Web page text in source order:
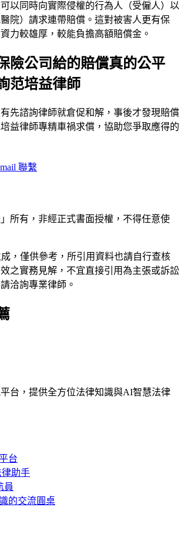
以同時向實際侵權的行為人（受僱人）以
院）請求連帶賠償。這對被害人更有保
力較雄厚，較能負擔高額賠償金。
險公司給的賠償真的公平
范培益律師
先諮詢律師就倉促和解，事後才發現賠償
益律師專精車禍求償，協助您爭取應得的
聯繫
所有，非經正式書面授權，不得任意使
，僅供參考，所引用資料也請自行查核
之實務見解，不宜直接引用為主張或訴訟
洽詢專業律師。
台，提供全方位法律知識與AI智慧法律
台
律助手
員
的交流圓桌